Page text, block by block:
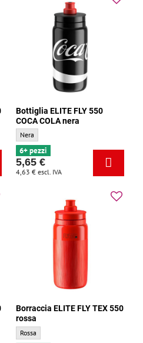
- Colore di base:
Bottiglia ELITE FLY 550
COCA COLA nera
Bottiglia ELITE FLY 550 COCA COLA
Nera
6+ pezzi
5,65 €
4,63 € escl. IVA
di base:
Borraccia ELITE FLY TEX 550
rossa
Borraccia ELITE FLY TEX 550 rossa -
Rossa